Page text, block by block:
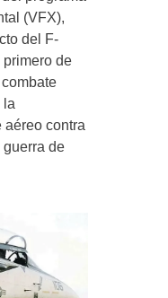
(VFX),
del F-
primero de
la
aéreo contra
guerra de